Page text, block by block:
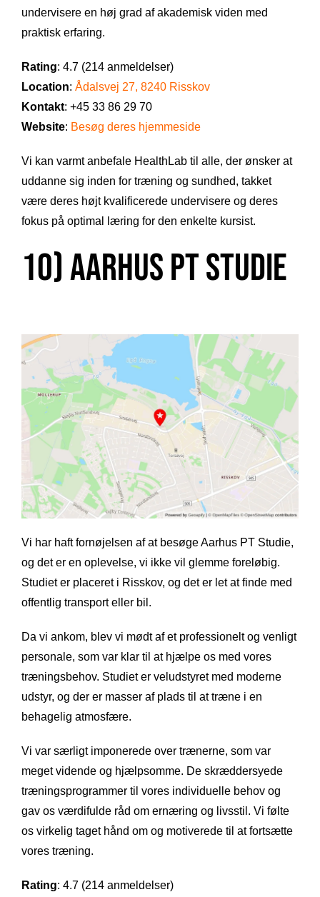
undervisere en høj grad af akademisk viden med
praktisk erfaring.
Rating: 4.7 (214 anmeldelser)
Location: Ådalsvej 27, 8240 Risskov
Kontakt: +45 33 86 29 70
Website: Besøg deres hjemmeside
Vi kan varmt anbefale HealthLab til alle, der ønsker at
uddanne sig inden for træning og sundhed, takket
være deres højt kvalificerede undervisere og deres
fokus på optimal læring for den enkelte kursist.
10) Aarhus PT Studie
Vi har haft fornøjelsen af at besøge Aarhus PT Studie,
og det er en oplevelse, vi ikke vil glemme foreløbig.
Studiet er placeret i Risskov, og det er let at finde med
offentlig transport eller bil.
Da vi ankom, blev vi mødt af et professionelt og venligt
personale, som var klar til at hjælpe os med vores
træningsbehov. Studiet er veludstyret med moderne
udstyr, og der er masser af plads til at træne i en
behagelig atmosfære.
Vi var særligt imponerede over trænerne, som var
meget vidende og hjælpsomme. De skræddersyede
træningsprogrammer til vores individuelle behov og
gav os værdifulde råd om ernæring og livsstil. Vi følte
os virkelig taget hånd om og motiverede til at fortsætte
vores træning.
Rating: 4.7 (214 anmeldelser)